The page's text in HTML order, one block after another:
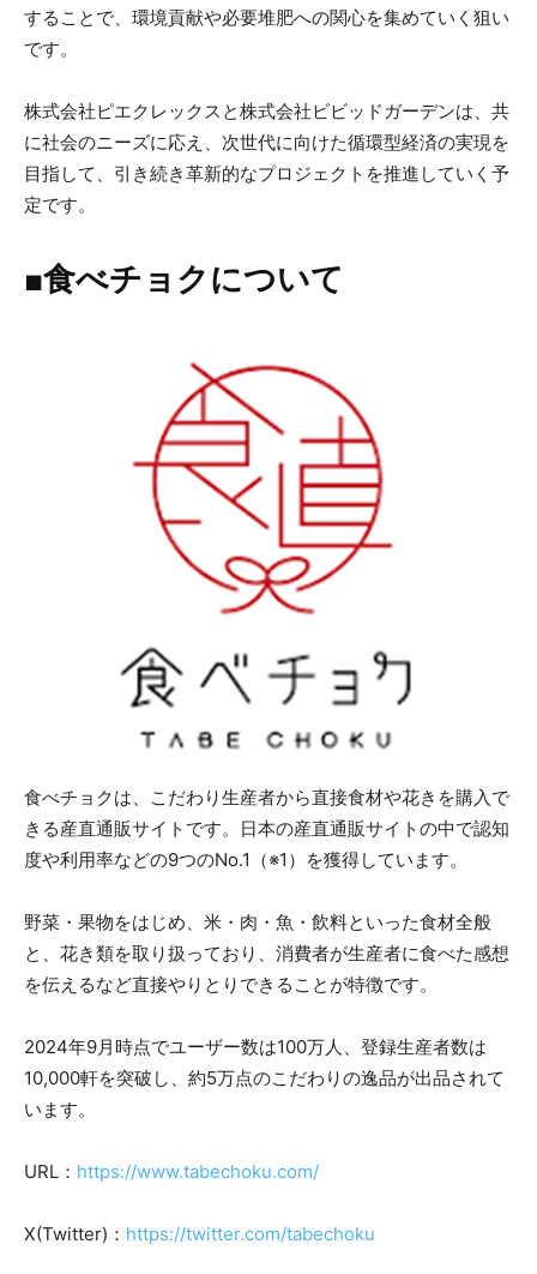
することで、環境貢献や必要堆肥への関心を集めていく狙い
です。
株式会社ピエクレックスと株式会社ビビッドガーデンは、共
に社会のニーズに応え、次世代に向けた循環型経済の実現を
目指して、引き続き革新的なプロジェクトを推進していく予
定です。
■食べチョクについて
⾷べチョクは、こだわり⽣産者から直接⾷材や花きを購⼊で
きる産直通販サイトです。日本の産直通販サイトの中で認知
度や利用率などの9つのNo.1（※1）を獲得しています。
野菜・果物をはじめ、米・⾁・⿂・飲料といった⾷材全般
と、花き類を取り扱っており、消費者が生産者に食べた感想
を伝えるなど直接やりとりできることが特徴です。
2024年9月時点でユーザー数は100万人、登録⽣産者数は
10,000軒を突破し、約5万点のこだわりの逸品が出品されて
います。
URL： https://www.tabechoku.com/
X(Twitter)： https://twitter.com/tabechoku